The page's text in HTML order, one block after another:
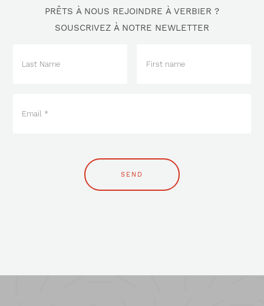
PRÊTS À NOUS REJOINDRE À VERBIER ?
SOUSCRIVEZ À NOTRE NEWLETTER